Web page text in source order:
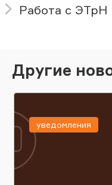
Работа с ЭТрН
Другие
уведомления